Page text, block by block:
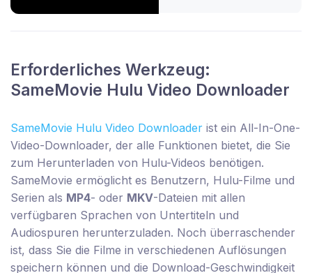
Erforderliches Werkzeug:
SameMovie Hulu Video Downloader
SameMovie Hulu Video Downloader ist ein All-In-One-
Video-Downloader, der alle Funktionen bietet, die Sie
zum Herunterladen von Hulu-Videos benötigen.
SameMovie ermöglicht es Benutzern, Hulu-Filme und
Serien als MP4- oder MKV-Dateien mit allen
verfügbaren Sprachen von Untertiteln und
Audiospuren herunterzuladen. Noch überraschender
ist, dass Sie die Filme in verschiedenen Auflösungen
speichern können und die Download-Geschwindigkeit